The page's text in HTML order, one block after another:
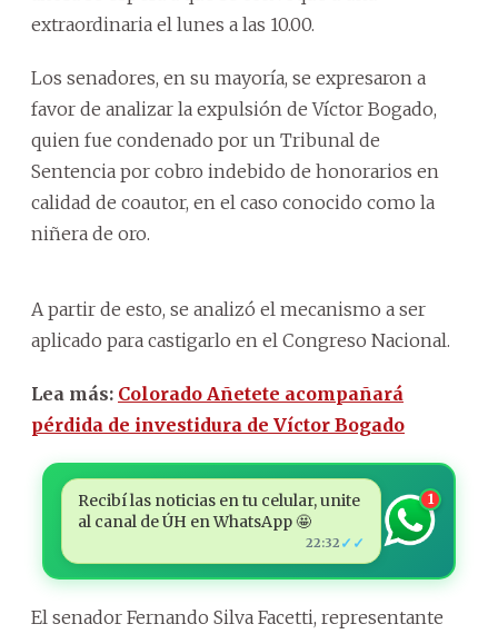
extraordinaria el lunes a las 10.00.
Los senadores, en su mayoría, se expresaron a
favor de analizar la expulsión de Víctor Bogado,
quien fue condenado por un Tribunal de
Sentencia por cobro indebido de honorarios en
calidad de coautor, en el caso conocido como la
niñera de oro.
A partir de esto, se analizó el mecanismo a ser
aplicado para castigarlo en el Congreso Nacional.
Lea más: Colorado Añetete acompañará
pérdida de investidura de Víctor Bogado
Recibí las noticias en tu celular, unite
al canal de ÚH en WhatsApp 🤩
22:32 ✓✓
1
El senador Fernando Silva Facetti, representante